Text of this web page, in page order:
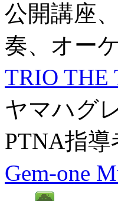
公開講座
奏、オー
TRIO THE
ヤマハグ
PTNA指導
Gem-one